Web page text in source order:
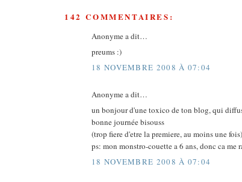
142 COMMENTAIRES:
Anonyme a dit…
preums :)
18 NOVEMBRE 2008 À 07:04
Anonyme a dit…
un bonjour d'une toxico de ton blog, qui
bonne journée bisouss
(trop fiere d'etre la premiere, au moins une fois)
ps: mon monstro-couette a 6 ans, donc ca me
18 NOVEMBRE 2008 À 07:04